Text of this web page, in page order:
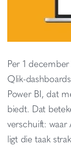
Per 1
Qlik-
Power BI, dat
biedt. Dat
verschuift: waar
ligt die taak